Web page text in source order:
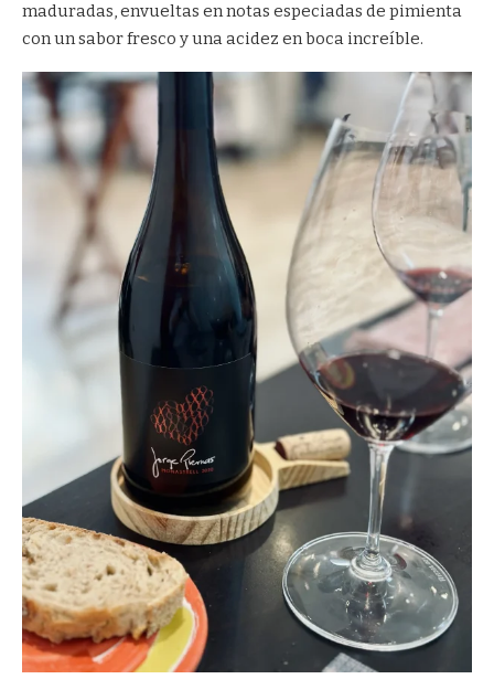
maduradas, envueltas en notas especiadas de pimienta
con un sabor fresco y una acidez en boca increíble.